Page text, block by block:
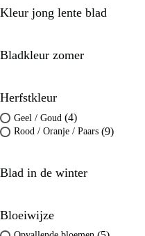
Kleur jong lente blad
Bladkleur zomer
Herfstkleur
Geel / Goud (4)
Rood / Oranje / Paars (9)
Blad in de winter
Bloeiwijze